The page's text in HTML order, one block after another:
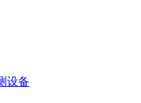
设备